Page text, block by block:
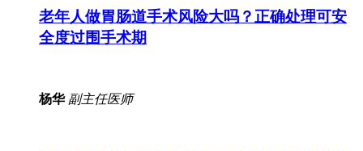
老年人做胃肠道手术风险大吗？正确处理可安
全度过围手术期
杨华 副主任医师